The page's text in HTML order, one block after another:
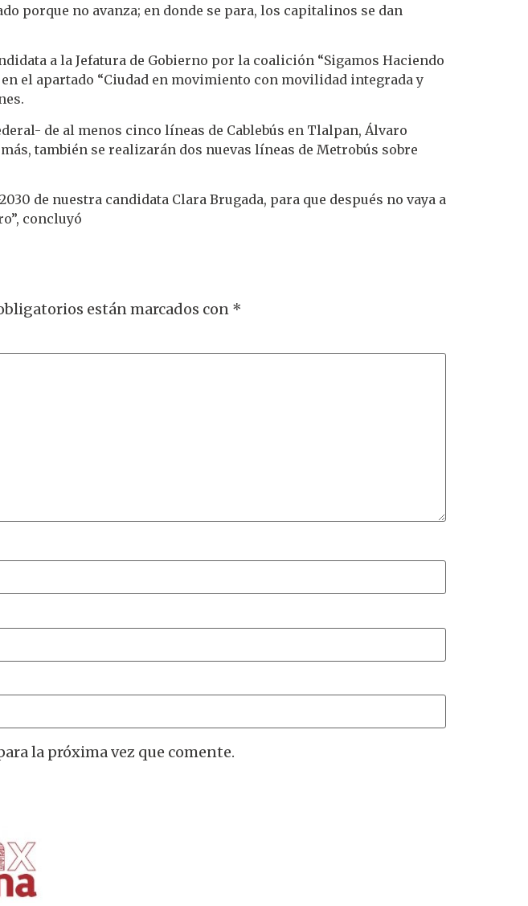
porque no avanza; en donde se para, los capitalinos se dan
a la Jefatura de Gobierno por la coalición “Sigamos Haciendo
el apartado “Ciudad en movimiento con movilidad integrada y
de al menos cinco líneas de Cablebús en Tlalpan, Álvaro
también se realizarán dos nuevas líneas de Metrobús sobre
de nuestra candidata Clara Brugada, para que después no vaya a
concluyó
están marcados con *
la próxima vez que comente.